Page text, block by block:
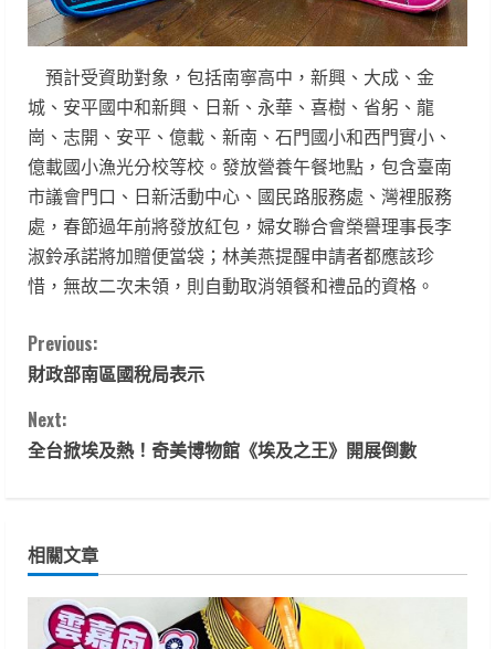
預計受資助對象，包括南寧高中，新興、大成、金
城、安平國中和新興、日新、永華、喜樹、省躬、龍
崗、志開、安平、億載、新南、石門國小和西門實小、
億載國小漁光分校等校。發放營養午餐地點，包含臺南
市議會門口、日新活動中心、國民路服務處、灣裡服務
處，春節過年前將發放紅包，婦女聯合會榮譽理事長李
淑鈴承諾將加贈便當袋；林美燕提醒申請者都應該珍
惜，無故二次未領，則自動取消領餐和禮品的資格。
C
o
n
i
n
Previous:
財政部南區國稅局表示
Next:
全台掀埃及熱！奇美博物館《埃及之王》開展倒數
相關文章